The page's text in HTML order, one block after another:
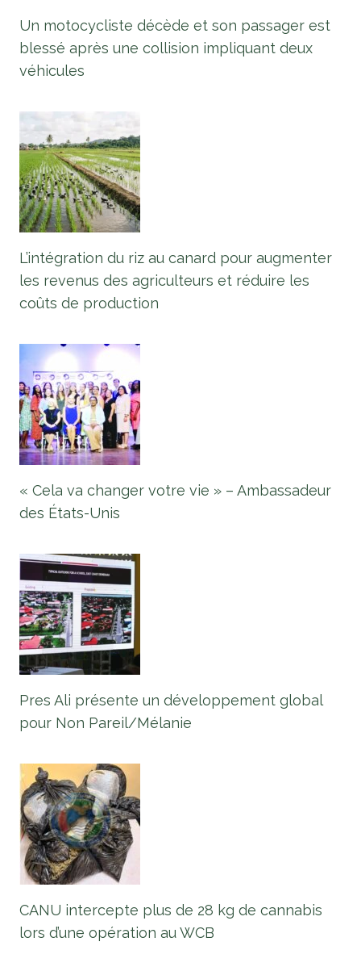
Un motocycliste décède et son passager est
blessé après une collision impliquant deux
véhicules
L’intégration du riz au canard pour augmenter
les revenus des agriculteurs et réduire les
coûts de production
« Cela va changer votre vie » – Ambassadeur
des États-Unis
Pres Ali présente un développement global
pour Non Pareil/Mélanie
CANU intercepte plus de 28 kg de cannabis
lors d’une opération au WCB